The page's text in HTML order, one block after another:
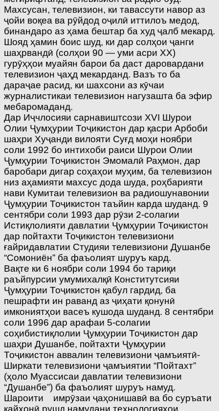
Махсусан, телевизион, ки тавассути навор аз
ҷойи воқеа ва рӯйдод оҷилӣ иттилоъ медод,
бинандаро аз ҳама бештар ба худ ҷалб мекард.
Шояд ҳамин боис шуд, ки дар солҳои ҷанги
шаҳрвандӣ (солҳои 90 — уми асри ХХ)
гурӯҳҳои муайян барои ба даст даровардани
телевизион ҷаҳд мекарданд. Вазъ то ба
дараҷае расид, ки шахсони аз кӯчаи
журналистикаи телевизион нагузашта ба эфир
мебаромаданд.
Дар Иҷчлосияи сарнавиштсози XVI Шурои
Олии Ҷумҳурии Тоҷикистон дар қасри Арбоби
шаҳри Хуҷанди вилояти Суғд моҳи ноябри
соли 1992 бо интихоби раиси Шурои Олии
Ҷумҳурии Тоҷикистон Эмомалӣ Раҳмон, дар
баробари дигар соҳаҳои муҳим, ба телевизион
низ аҳамияти махсус дода шуда, роҳбарияти
нави Кумитаи телевизион ва радиошунавонии
Ҷумҳурии Тоҷикистон таъйин карда шуданд. 9
сентябри соли 1993 дар рӯзи 2-солагии
Истиқлолияти давлатии Ҷумҳурии Тоҷикистон
дар пойтахти Тоҷикистон телевизиони
ғайридавлатии Студияи телевизиони Душанбе
“Сомониён” ба фаъолият шуруъ кард.
Вақте ки 6 ноябри соли 1994 бо тариқи
раъйпурсии умумихалқӣ Конститутсияи
Ҷумҳурии Тоҷикистон қабул гардид, ба
пешрафти ин раванд аз ҷиҳати қонунӣ
имкониятҳои васеъ кушода шуданд. 8 сентябри
соли 1996 дар арафаи 5-солагии
соҳибистиқлолии Ҷумҳурии Тоҷикистон дар
шаҳри Душанбе, пойтахти Ҷумҳурии
Тоҷикистон аввалин телевизиони ҷамъиятӣ-
Ширкати телевизиони ҷамъиятии “Пойтахт”
(ҳоло Муассисаи давлатии телевизиони
“Душанбе”) ба фаъолият шуруъ намуд.
Шароити имрӯзаи ҷаҳонишавӣ ва бо суръати
кайҳонӣ рушд намудани технологияҳои